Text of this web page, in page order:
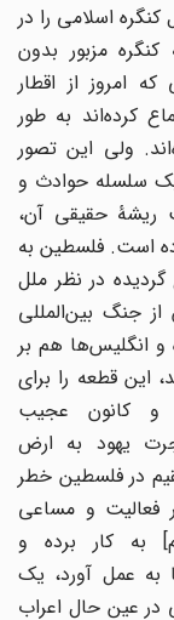
اسلامی را در
مزبور بدون
امروز از اقطار
کرده‌اند به طور
ولی این تصور
سلسله حوادث و
حقیقی آن،
است. فلسطین به
در نظر ملل
بین‌المللی
انگلیس‌ها هم بر
قطعه را برای
کانون عجیب
یهود به ارض
در فلسطین خطر
و مساعی
کار برده و
عمل آورد، یک
عین حال اعراب